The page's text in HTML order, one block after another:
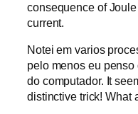
consequence of
current.
Notei em varios
pelo menos eu
do computador. It
distinctive trick! What